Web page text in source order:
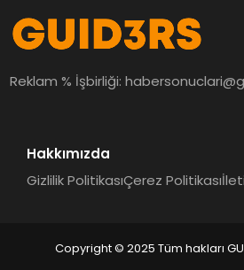
Reklam % İşbirliği:
Hakkımızda
Gizlilik PolitikasıÇerez Politikası
Copyright © 2025 Tüm hakları